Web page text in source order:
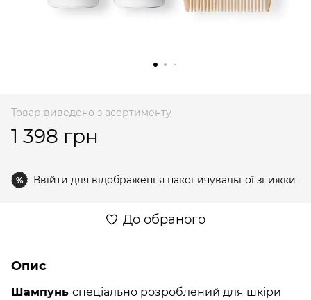
Товар виведено з асортименту
1 398 грн
% Ввійти для відображення накопичувальної знижки
До обраного
Опис
Шампунь спеціально розроблений для шкіри